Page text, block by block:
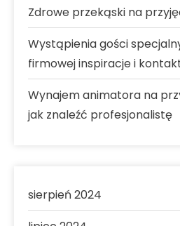
Zdrowe przekąski na
Wystąpienia gości
firmowej inspiracje i
Wynajem animatora na
jak znaleźć profesjonalistę
sierpień 2024